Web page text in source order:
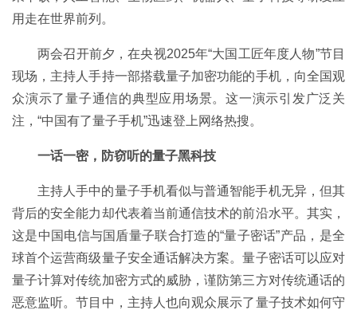
用走在世界前列。
两会召开前夕，在央视2025年“大国工匠年度人物”节目
现场，主持人手持一部搭载量子加密功能的手机，向全国观
众演示了量子通信的典型应用场景。这一演示引发广泛关
注，“中国有了量子手机”迅速登上网络热搜。
一话一密，防窃听的量子黑科技
主持人手中的量子手机看似与普通智能手机无异，但其
背后的安全能力却代表着当前通信技术的前沿水平。其实，
这是中国电信与国盾量子联合打造的“量子密话”产品，是全
球首个运营商级量子安全通话解决方案。量子密话可以应对
量子计算对传统加密方式的威胁，谨防第三方对传统通话的
恶意监听。节目中，主持人也向观众展示了量子技术如何守